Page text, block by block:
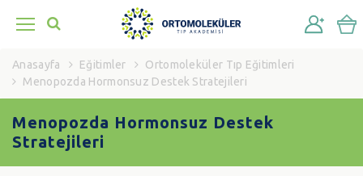
Anasayfa Eğitimler
Ortomoleküler Tıp Eğitimleri
Menopozda Hormonsuz Destek Stratejileri
Menopozda Hormonsuz Destek
Stratejileri